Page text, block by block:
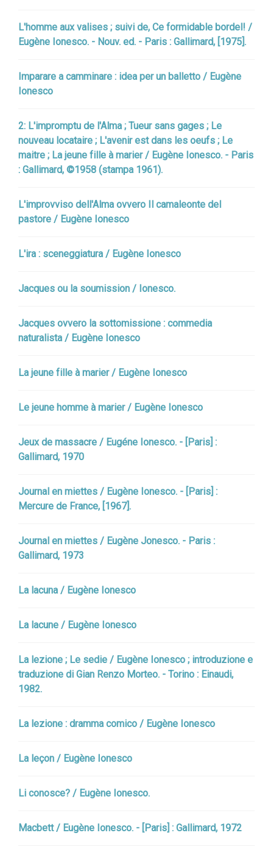
L'homme aux valises ; suivi de, Ce formidable bordel! /
Eugène Ionesco. - Nouv. ed. - Paris : Gallimard, [1975].
Imparare a camminare : idea per un balletto / Eugène
Ionesco
2: L'impromptu de l'Alma ; Tueur sans gages ; Le
nouveau locataire ; L'avenir est dans les oeufs ; Le
maitre ; La jeune fille à marier / Eugène Ionesco. - Paris
: Gallimard, ©1958 (stampa 1961).
L'improvviso dell'Alma ovvero Il camaleonte del
pastore / Eugène Ionesco
L'ira : sceneggiatura / Eugène Ionesco
Jacques ou la soumission / Ionesco.
Jacques ovvero la sottomissione : commedia
naturalista / Eugène Ionesco
La jeune fille à marier / Eugène Ionesco
Le jeune homme à marier / Eugène Ionesco
Jeux de massacre / Eugéne Ionesco. - [Paris] :
Gallimard, 1970
Journal en miettes / Eugène Ionesco. - [Paris] :
Mercure de France, [1967].
Journal en miettes / Eugène Jonesco. - Paris :
Gallimard, 1973
La lacuna / Eugène Ionesco
La lacune / Eugène Ionesco
La lezione ; Le sedie / Eugène Ionesco ; introduzione e
traduzione di Gian Renzo Morteo. - Torino : Einaudi,
1982.
La lezione : dramma comico / Eugène Ionesco
La leçon / Eugène Ionesco
Li conosce? / Eugène Ionesco.
Macbett / Eugène Ionesco. - [Paris] : Gallimard, 1972